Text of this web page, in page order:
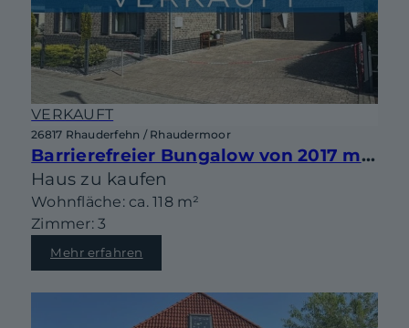
VERKAUFT
26817 Rhauderfehn / Rhaudermoor
Barrierefreier Bungalow von 2017 mit Garage und vielen Extras
Haus zu kaufen
Wohnfläche: ca. 118 m²
Zimmer: 3
Mehr erfahren